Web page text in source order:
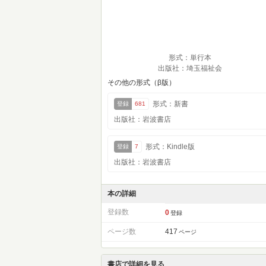
形式：単行本
出版社：埼玉福祉会
その他の形式（β版）
登録 681
形式：新書
出版社：岩波書店
登録 7
形式：Kindle版
出版社：岩波書店
本の詳細
登録数 0 登録
ページ数 417 ページ
書店で詳細を見る